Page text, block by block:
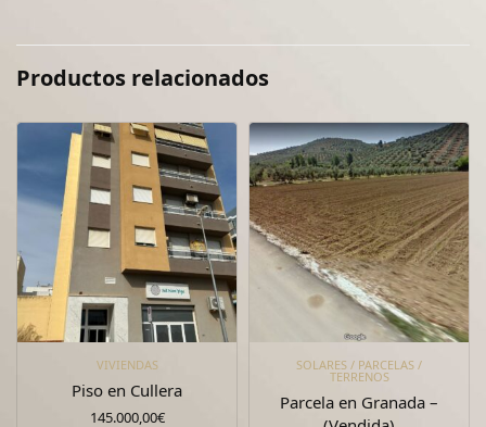
Productos relacionados
VIVIENDAS
Piso en Cullera
145.000,00€
SOLARES / PARCELAS /
TERRENOS
Parcela en Granada –